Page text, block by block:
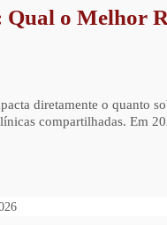
Qual o Melhor
diretamente o quanto
compartilhadas. Em